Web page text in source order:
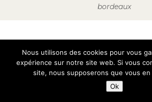
bordeaux
Nous utilisons des cookies pour vous
expérience sur notre site web. Si vous
site, nous supposerons que vous
Ok